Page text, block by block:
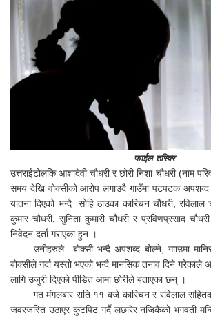
फाईल तस्विर
उत्तराईटोलकि आशादेवी चौधरी र छोरी निशा चौधरी (नाम
समय देखि वोक्सीको आरोप लगाउदै गाउँमा पटपटक अपशव्द
यातना दिएको भन्दै सोहि ठाउका कारिचन चौधरी, रविलाल
कुमार चौधरी, सुनिता कुमारी चौधरी र प्रविणप्रसाद चौधरी
निवेदन दर्ता गराएका हुन ।
उनीहरुले बोक्सी भन्दै अपशब्द बोल्ने, गााउमा
बोक्सीले गर्दा यस्तो भएको भन्दै मानसिक तनाव दिने गरेकाले
लागि उजुरी दिएको पीडित आमा छोरीले बताएका छन् ।
गत मंगलबार राति ११ बजे कारिचन र रविलाल
जवरजस्ति उठाएर कुटपिट गर्दै लछारेर नजिकैको भगवती